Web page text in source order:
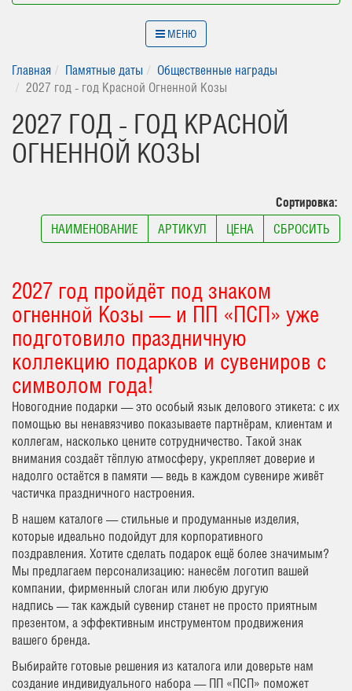
МЕНЮ
Главная Памятные даты
Общественные награды
2027 год - год Красной Огненной Козы
2027 ГОД - ГОД КРАСНОЙ
ОГНЕННОЙ КОЗЫ
Сортировка:
НАИМЕНОВАНИЕ
АРТИКУЛ ЦЕНА СБРОСИТЬ
2027 год пройдёт под знаком
огненной Козы — и ПП «ПСП» уже
подготовило праздничную
коллекцию подарков и сувениров с
символом года!
Новогодние подарки — это особый язык делового этикета: с их
помощью вы ненавязчиво показываете партнёрам, клиентам и
коллегам, насколько цените сотрудничество. Такой знак
внимания создаёт тёплую атмосферу, укрепляет доверие и
надолго остаётся в памяти — ведь в каждом сувенире живёт
частичка праздничного настроения.
В нашем каталоге — стильные и продуманные изделия,
которые идеально подойдут для корпоративного
поздравления. Хотите сделать подарок ещё более значимым?
Мы предлагаем персонализацию: нанесём логотип вашей
компании, фирменный слоган или любую другую
надпись — так каждый сувенир станет не просто приятным
презентом, а эффективным инструментом продвижения
вашего бренда.
Выбирайте готовые решения из каталога или доверьте нам
создание индивидуального набора — ПП «ПСП» поможет